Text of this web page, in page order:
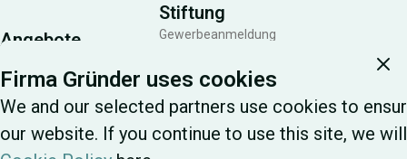
Angebote
Stiftung
Gewerbeanmeldung
Kundengewinnung
Firma Gründer uses cookies
We and our selected partners use cookies to
our website. If you continue to use this site, we